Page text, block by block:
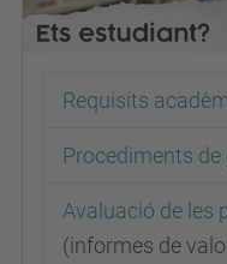
Requisits
Procediments de
Avaluació de les
(informes de